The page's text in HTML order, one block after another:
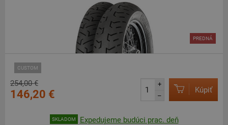
CUSTOM
PREDNÁ
254,00 €
146,20 €
+
–
Kúpiť
SKLADOM Expedujeme budúci prac. deň